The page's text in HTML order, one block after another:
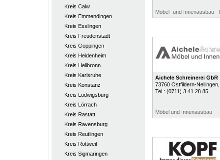
Kreis Calw
Kreis Emmendingen
Kreis Esslingen
Kreis Freudenstadt
Kreis Göppingen
Kreis Heidenheim
Kreis Heilbronn
Kreis Karlsruhe
Kreis Konstanz
Kreis Ludwigsburg
Kreis Lörrach
Kreis Rastatt
Kreis Ravensburg
Kreis Reutlingen
Kreis Rottweil
Kreis Sigmaringen
Möbel- und Innenausbau -
Aichele Schreinerei GbR
73760 Ostfildern-Nellingen
Tel.: (0711) 3 41 28 85
Möbel und Innenausbau